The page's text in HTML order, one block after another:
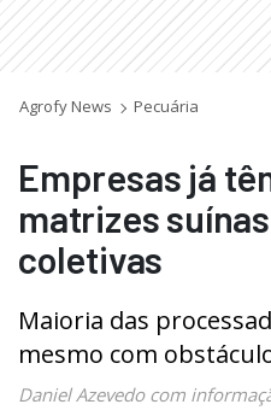
Agrofy News Pecuária
Empresas já
matrizes
coletivas
Maioria das
mesmo com
Daniel Azevedo com